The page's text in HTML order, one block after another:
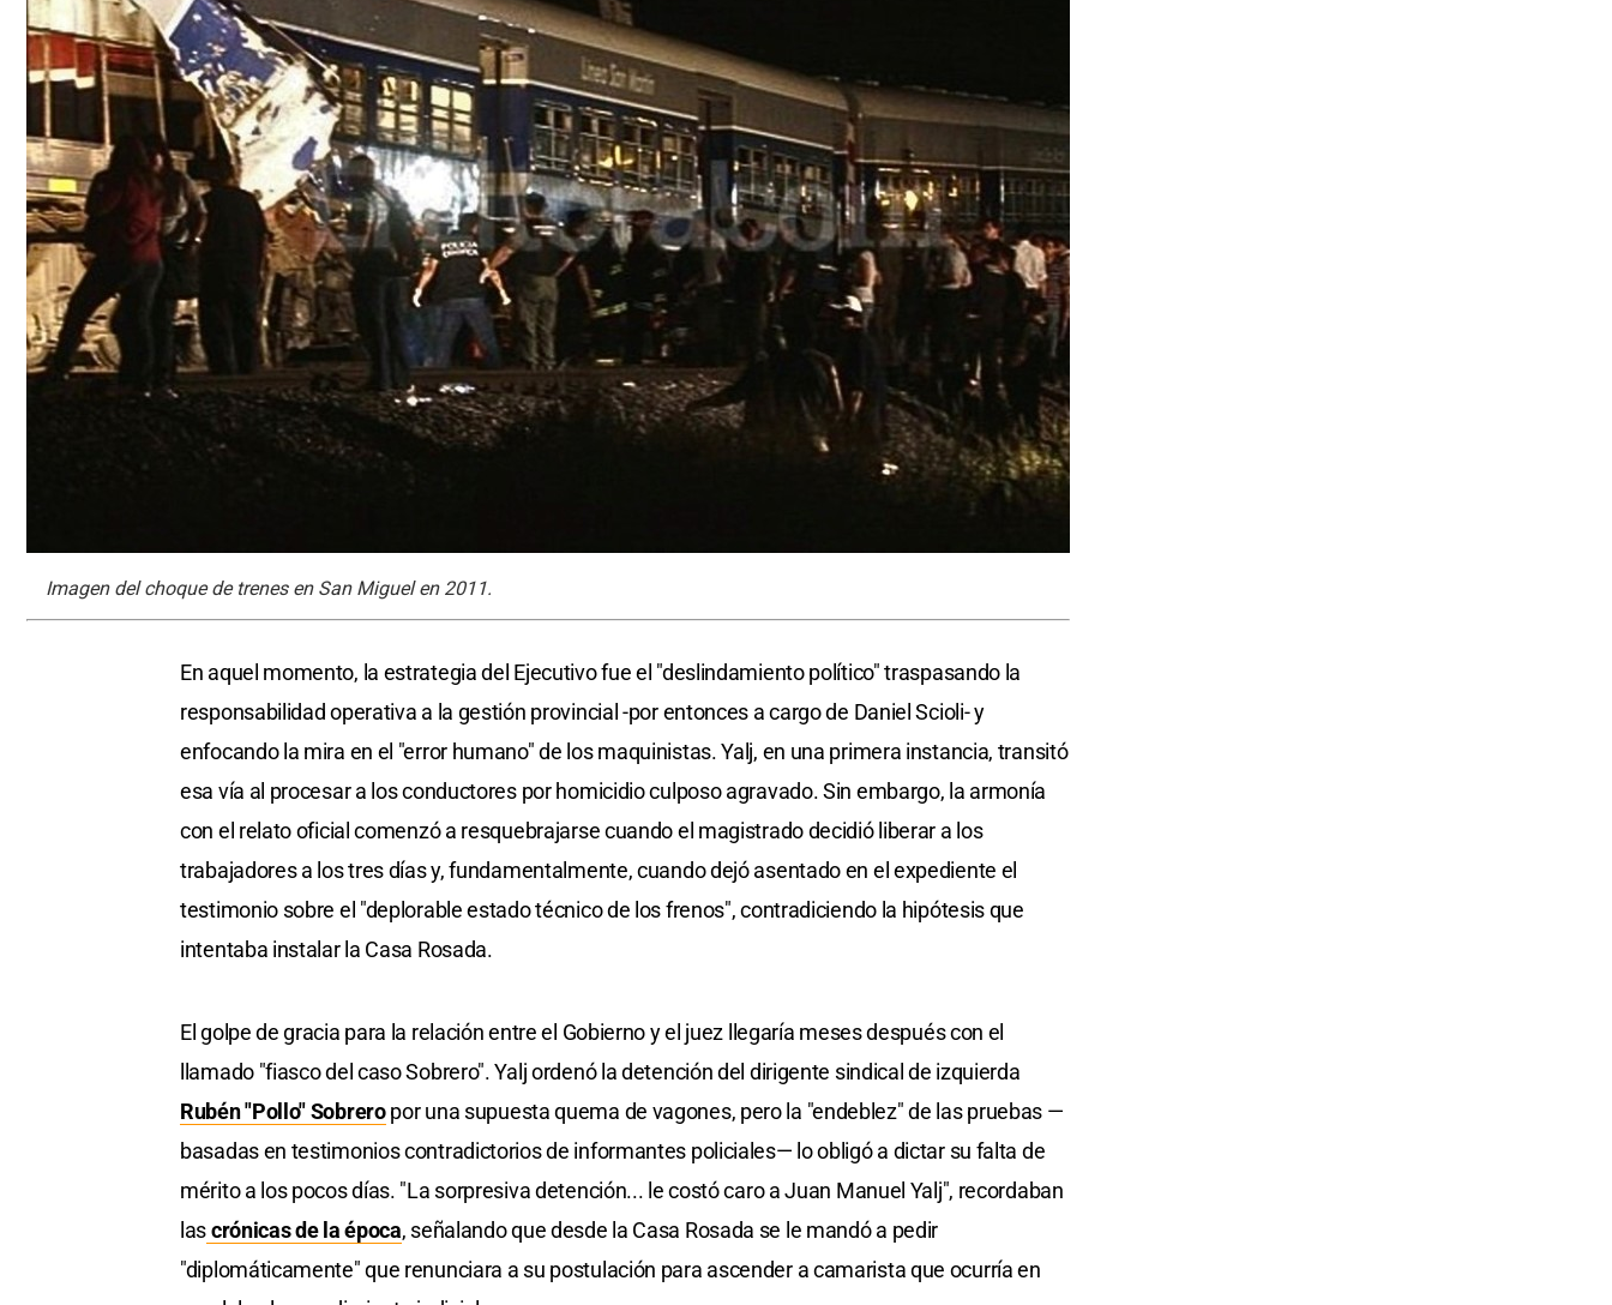
Imagen del choque de trenes en San Miguel en 2011.
En aquel momento, la estrategia del Ejecutivo fue el "deslindamiento político" traspasando la
responsabilidad operativa a la gestión provincial -por entonces a cargo de Daniel Scioli- y
enfocando la mira en el "error humano" de los maquinistas. Yalj, en una primera instancia, transitó
esa vía al procesar a los conductores por homicidio culposo agravado. Sin embargo, la armonía
con el relato oficial comenzó a resquebrajarse cuando el magistrado decidió liberar a los
trabajadores a los tres días y, fundamentalmente, cuando dejó asentado en el expediente el
testimonio sobre el "deplorable estado técnico de los frenos", contradiciendo la hipótesis que
intentaba instalar la Casa Rosada.
El golpe de gracia para la relación entre el Gobierno y el juez llegaría meses después con el
llamado "fiasco del caso Sobrero". Yalj ordenó la detención del dirigente sindical de izquierda
Rubén "Pollo" Sobreropor una supuesta quema de vagones, pero la "endeblez" de las pruebas —
basadas en testimonios contradictorios de informantes policiales— lo obligó a dictar su falta de
mérito a los pocos días. "La sorpresiva detención... le costó caro a Juan Manuel Yalj", recordaban
lascrónicas de la época, señalando que desde la Casa Rosada se le mandó a pedir
"diplomáticamente" que renunciara a su postulación para ascender a camarista que ocurría en